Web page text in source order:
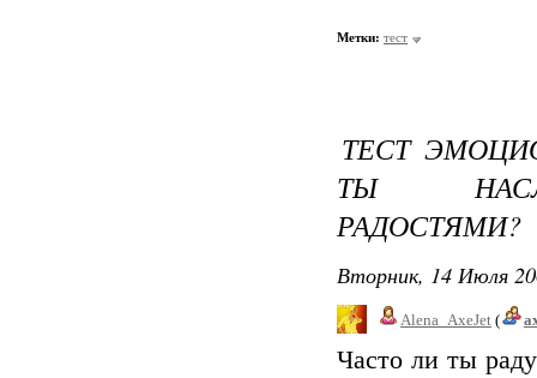
Метки: тест
ТЕСТ
ТЫ
РАДОСТЯМИ?
Вторник, 14 Июля
Alena_AxeJet (
Часто ли ты